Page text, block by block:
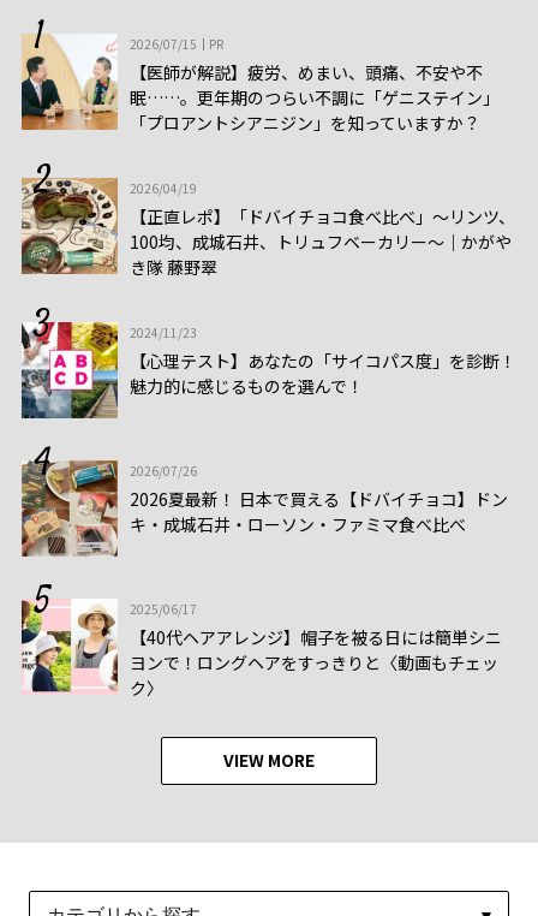
2026/07/15 PR
【医師が解説】疲労、めまい、頭痛、不安や不
眠……。更年期のつらい不調に「ゲニステイン」
「プロアントシアニジン」を知っていますか？
2026/04/19
【正直レポ】「ドバイチョコ食べ比べ」～リンツ、
100均、成城石井、トリュフベーカリー～｜かがや
き隊 藤野翠
2024/11/23
【心理テスト】あなたの「サイコパス度」を診断！
魅力的に感じるものを選んで！
2026/07/26
2026夏最新！ 日本で買える【ドバイチョコ】ドン
キ・成城石井・ローソン・ファミマ食べ比べ
2025/06/17
【40代ヘアアレンジ】帽子を被る日には簡単シニ
ヨンで！ロングヘアをすっきりと〈動画もチェッ
ク〉
VIEW MORE